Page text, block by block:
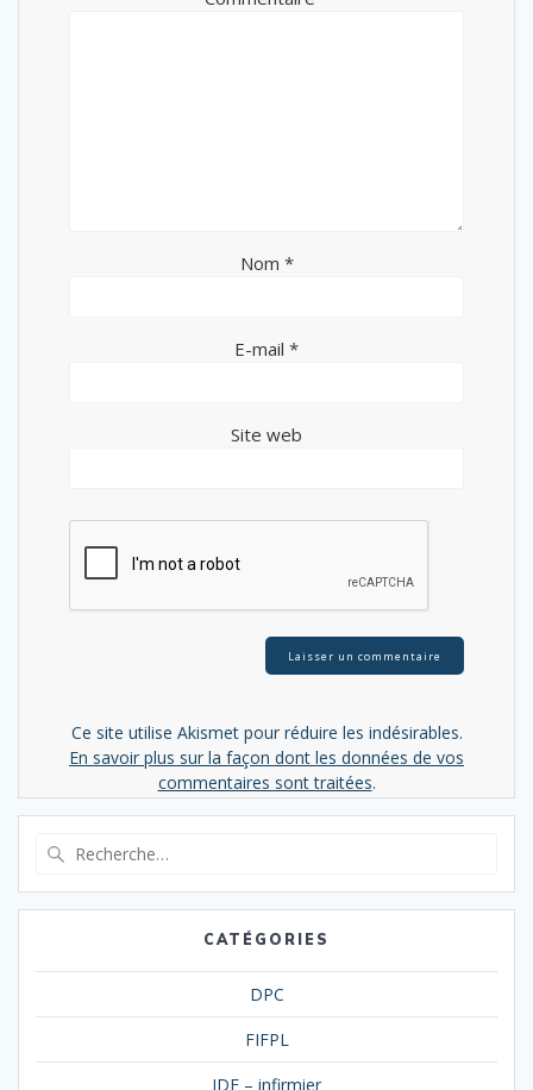
Nom *
E-mail *
Site web
Ce site utilise Akismet pour réduire les indésirables.
En savoir plus sur la façon dont les données de vos
commentaires sont traitées.
:
CATÉGORIES
DPC
FIFPL
IDE – infirmier